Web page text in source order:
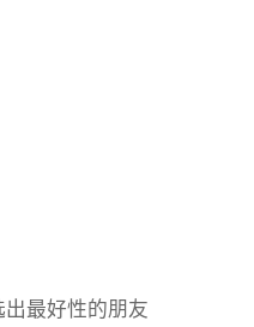
出最好性的朋友